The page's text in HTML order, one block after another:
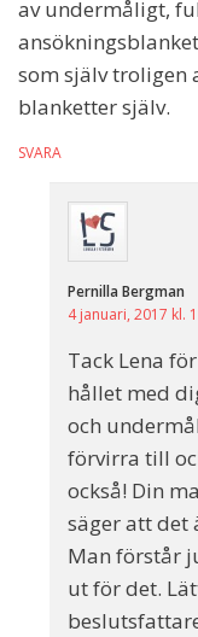
av undermåligt,
som själv troligen
blanketter själv.
SVARA
Pernilla Bergman
4 januari, 2017 kl.
Tack Lena
hållet med
och
förvirra till
också! Din
säger att det
Man förstår
ut för det.